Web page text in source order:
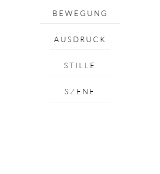
BEWEGUNG
AUSDRUCK
STILLE
SZENE